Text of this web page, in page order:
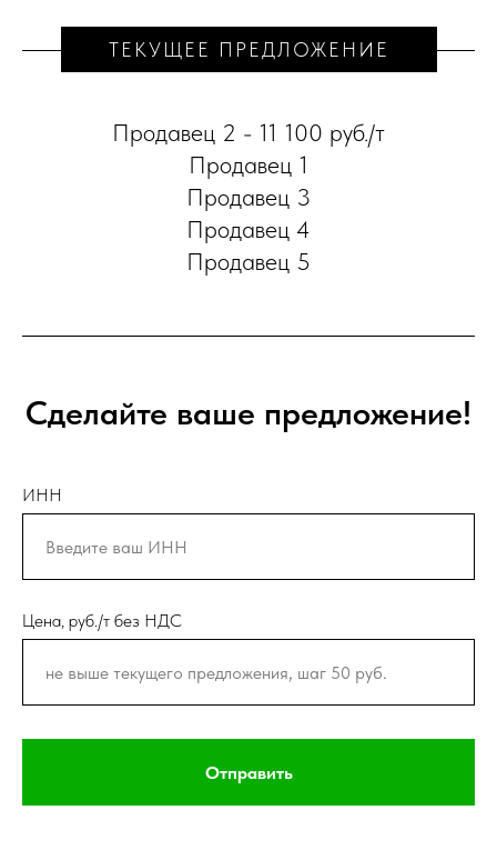
ТЕКУЩЕЕ ПРЕДЛОЖЕНИЕ
Продавец 2 - 11 100 руб./т
Продавец 1
Продавец 3
Продавец 4
Продавец 5
Сделайте ваше предложение!
ИНН
Цена, руб./т без НДС
Отправить